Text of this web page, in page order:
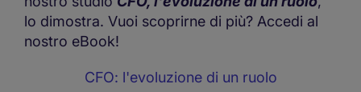
lo dimostra. Vuoi scoprirne di più? Accedi al
nostro eBook!
CFO: l'evoluzione di un ruolo